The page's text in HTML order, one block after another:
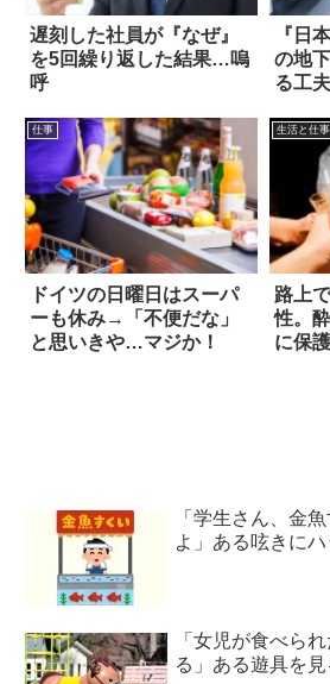
遅刻した社員が『なぜ』
を5回繰り返した結果…嗚
呼
『日
の地
る工
仕事
ドイツの日曜日はスーパ
ーも休み→「不便だな」
と思いきや…マジか！
生活と仕事
路上
性。
に保
「学生さん、金
よ」ある呟きに
「女児が食べら
る」ある遊具を